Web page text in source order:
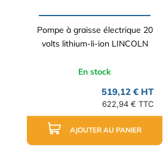
Pompe à graisse électrique 20
volts lithium-li-ion LINCOLN
En stock
519,12 € HT
622,94 € TTC
AJOUTER AU PANIER